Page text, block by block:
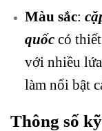
Màu sắc:
quốc có
với nhiều
làm nổi bật
Thông số